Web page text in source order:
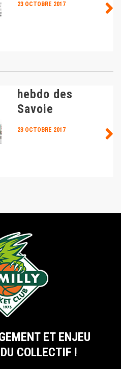
23 OCTOBRE 2017
hebdo des
Savoie
23 OCTOBRE 2017
ET ENJEU
COLLECTIF !